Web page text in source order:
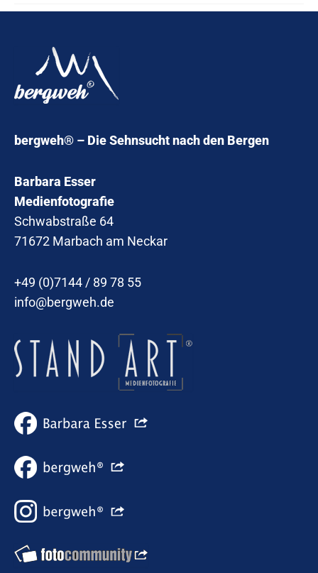
bergweh® – Die Sehnsucht nach den Bergen
Barbara Esser
Medienfotografie
Schwabstraße 64
71672 Marbach am Neckar
+49 (0)7144 / 89 78 55
info@bergweh.de